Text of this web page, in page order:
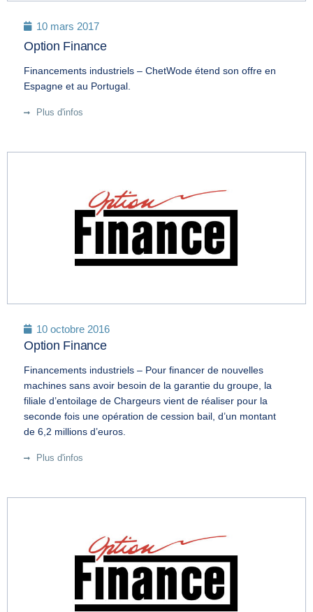
10 mars 2017
Option Finance
Financements industriels – ChetWode étend son offre en
Espagne et au Portugal.
Plus d'infos
10 octobre 2016
Option Finance
Financements industriels – Pour financer de nouvelles
machines sans avoir besoin de la garantie du groupe, la
filiale d’entoilage de Chargeurs vient de réaliser pour la
seconde fois une opération de cession bail, d’un montant
de 6,2 millions d’euros.
Plus d'infos